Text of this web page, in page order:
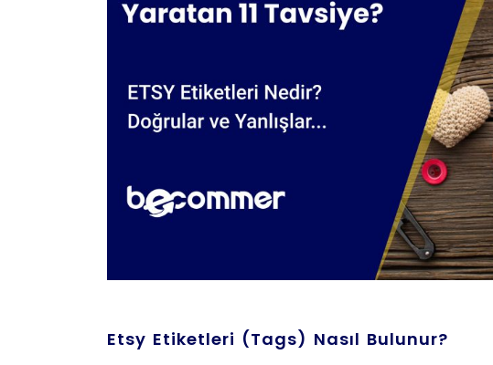
Etsy Etiketleri (Tags) Nasıl Bulunur?